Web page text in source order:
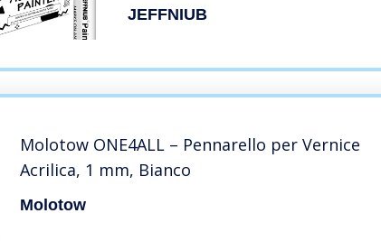
Tessuti, Legno, Vetro, Ceramica,
JEFFNIUB
Molotow ONE4ALL – Pennarello per Vernice
Acrilica, 1 mm, Bianco
Molotow